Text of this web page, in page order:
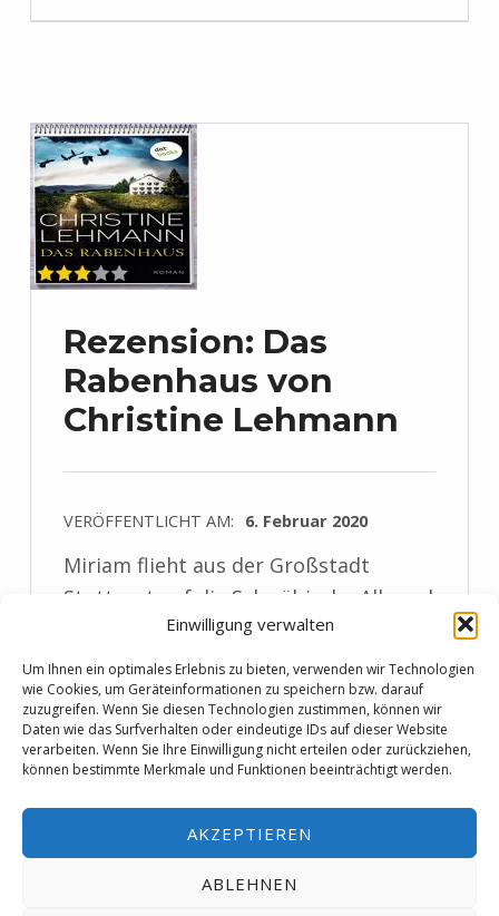
Einwilligung verwalten
Um Ihnen ein optimales Erlebnis zu bieten, verwenden wir Technologien
wie Cookies, um Geräteinformationen zu speichern bzw. darauf
zuzugreifen. Wenn Sie diesen Technologien zustimmen, können wir
Daten wie das Surfverhalten oder eindeutige IDs auf dieser Website
verarbeiten. Wenn Sie Ihre Einwilligung nicht erteilen oder zurückziehen,
können bestimmte Merkmale und Funktionen beeinträchtigt werden.
AKZEPTIEREN
ABLEHNEN
Rezension: Das
Rabenhaus von
Christine Lehmann
VERÖFFENTLICHT AM: 6. Februar 2020
Miriam flieht aus der Großstadt
Stuttgart auf die Schwäbische Alb und
versucht dort als Lehrerin erneut Fuß
zu fassen. Sie erhält einen Anruf einer
besorgten Mutter und macht sich auf
zum berühmten Höhlenforscher Leif
Grote und bittet ihn um Hilfe.…
“Rezension: Das Rabenhaus von Christine Lehmann”
weiterlesen …